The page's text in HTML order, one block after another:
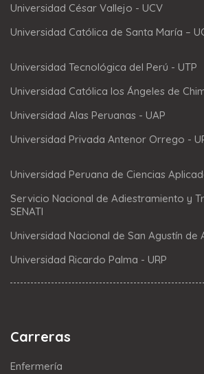
Universidad César Vallejo - UCV
Universidad Católica de Santa María –
Universidad Tecnológica del Perú - UTP
Universidad Católica los Ángeles de
Universidad Alas Peruanas - UAP
Universidad Privada Antenor Orrego -
Universidad Peruana de Ciencias
Servicio Nacional de Adiestramiento y
SENATI
Universidad Nacional de San Agustín de
Universidad Ricardo Palma - URP
Carreras
Enfermería